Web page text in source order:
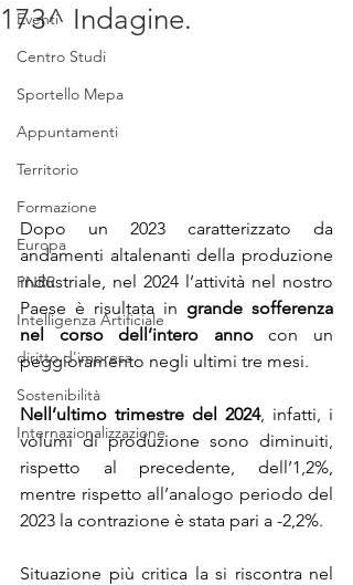
Eventi
Centro Studi
Sportello Mepa
Appuntamenti
Territorio
Formazione
Europa
PNRR
Intelligenza Artificiale
diritto d'impresa
Sostenibilità
Internazionalizzazione
173^ Indagine.
Dopo un 2023 caratterizzato da
andamenti altalenanti della produzione
industriale, nel 2024 l’attività nel nostro
Paese è risultata in grande sofferenza
nel corso dell’intero anno con un
peggioramento negli ultimi tre mesi.
Nell’ultimo trimestre del 2024, infatti, i
volumi di produzione sono diminuiti,
rispetto al precedente, dell’1,2%,
mentre rispetto all’analogo periodo del
2023 la contrazione è stata pari a -2,2%.
Situazione più critica la si riscontra nel